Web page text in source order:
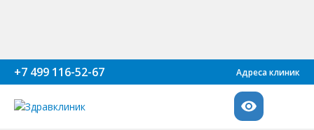
+7 499 116-52-67 Адреса клиник